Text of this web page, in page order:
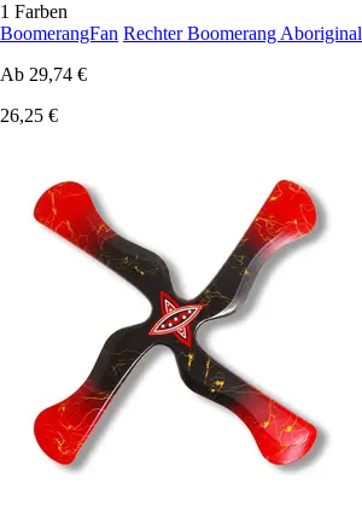
1 Farben
BoomerangFan Rechter Boomerang Aboriginal
Ab 29,74 €
26,25 €